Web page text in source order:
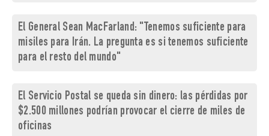
El General Sean MacFarland: "Tenemos suficiente para
misiles para Irán. La pregunta es si tenemos suficiente
para el resto del mundo"
El Servicio Postal se queda sin dinero: las pérdidas por
$2.500 millones podrían provocar el cierre de miles de
oficinas